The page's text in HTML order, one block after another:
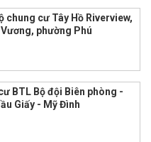
chung cư Tây Hồ Riverview,
phường Phú
BTL Bộ đội Biên phòng -
Giấy - Mỹ Đình